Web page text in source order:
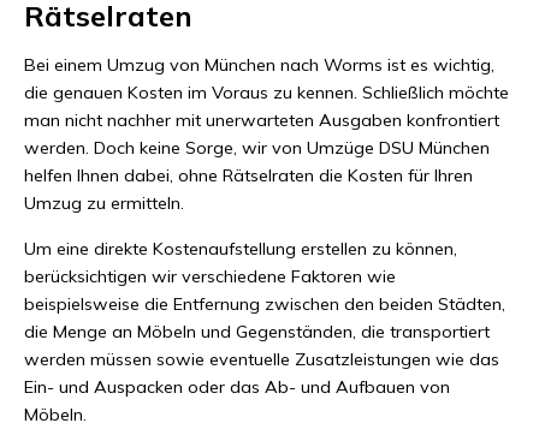
Rätselraten
Bei einem Umzug von München nach Worms ist es wichtig,
die genauen Kosten im Voraus zu kennen. Schließlich möchte
man nicht nachher mit unerwarteten Ausgaben konfrontiert
werden. Doch keine Sorge, wir von Umzüge DSU München
helfen Ihnen dabei, ohne Rätselraten die Kosten für Ihren
Umzug zu ermitteln.
Um eine direkte Kostenaufstellung erstellen zu können,
berücksichtigen wir verschiedene Faktoren wie
beispielsweise die Entfernung zwischen den beiden Städten,
die Menge an Möbeln und Gegenständen, die transportiert
werden müssen sowie eventuelle Zusatzleistungen wie das
Ein- und Auspacken oder das Ab- und Aufbauen von
Möbeln.